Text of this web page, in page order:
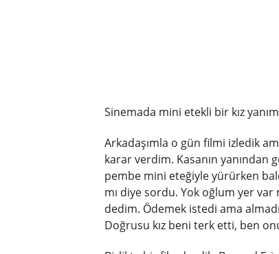
Sinemada mini etekli bir kız
Arkadaşımla o gün filmi izledik
karar verdim. Kasanın yanından
pembe mini eteğiyle yürürken
mı diye sordu. Yok oğlum yer
dedim. Ödemek istedi ama
Doğrusu kız beni terk etti, ben